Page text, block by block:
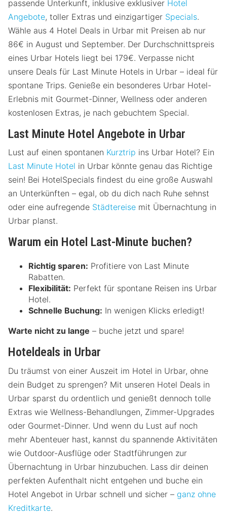
passende Unterkunft, inklusive exklusiver Hotel
Angebote, toller Extras und einzigartiger Specials.
Wähle aus 4 Hotel Deals in Urbar mit Preisen ab nur
86€ in August und September. Der Durchschnittspreis
eines Urbar Hotels liegt bei 179€. Verpasse nicht
unsere Deals für Last Minute Hotels in Urbar – ideal für
spontane Trips. Genieße ein besonderes Urbar Hotel-
Erlebnis mit Gourmet-Dinner, Wellness oder anderen
kostenlosen Extras, je nach gebuchtem Special.
Last Minute Hotel Angebote in Urbar
Lust auf einen spontanen Kurztrip ins Urbar Hotel? Ein
Last Minute Hotel in Urbar könnte genau das Richtige
sein! Bei HotelSpecials findest du eine große Auswahl
an Unterkünften – egal, ob du dich nach Ruhe sehnst
oder eine aufregende Städtereise mit Übernachtung in
Urbar planst.
Warum ein Hotel Last-Minute buchen?
Richtig sparen: Profitiere von Last Minute
Rabatten.
Flexibilität: Perfekt für spontane Reisen ins Urbar
Hotel.
Schnelle Buchung: In wenigen Klicks erledigt!
Warte nicht zu lange – buche jetzt und spare!
Hoteldeals in Urbar
Du träumst von einer Auszeit im Hotel in Urbar, ohne
dein Budget zu sprengen? Mit unseren Hotel Deals in
Urbar sparst du ordentlich und genießt dennoch tolle
Extras wie Wellness-Behandlungen, Zimmer-Upgrades
oder Gourmet-Dinner. Und wenn du Lust auf noch
mehr Abenteuer hast, kannst du spannende Aktivitäten
wie Outdoor-Ausflüge oder Stadtführungen zur
Übernachtung in Urbar hinzubuchen. Lass dir deinen
perfekten Aufenthalt nicht entgehen und buche ein
Hotel Angebot in Urbar schnell und sicher – ganz ohne
Kreditkarte.